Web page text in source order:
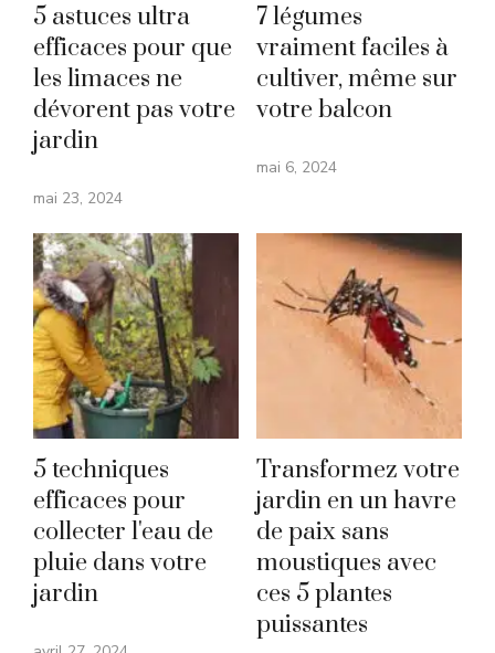
5 astuces ultra
efficaces pour que
les limaces ne
dévorent pas votre
jardin
mai 23, 2024
7 légumes
vraiment faciles à
cultiver, même sur
votre balcon
mai 6, 2024
5 techniques
efficaces pour
collecter l'eau de
pluie dans votre
jardin
Transformez votre
jardin en un havre
de paix sans
moustiques avec
ces 5 plantes
puissantes